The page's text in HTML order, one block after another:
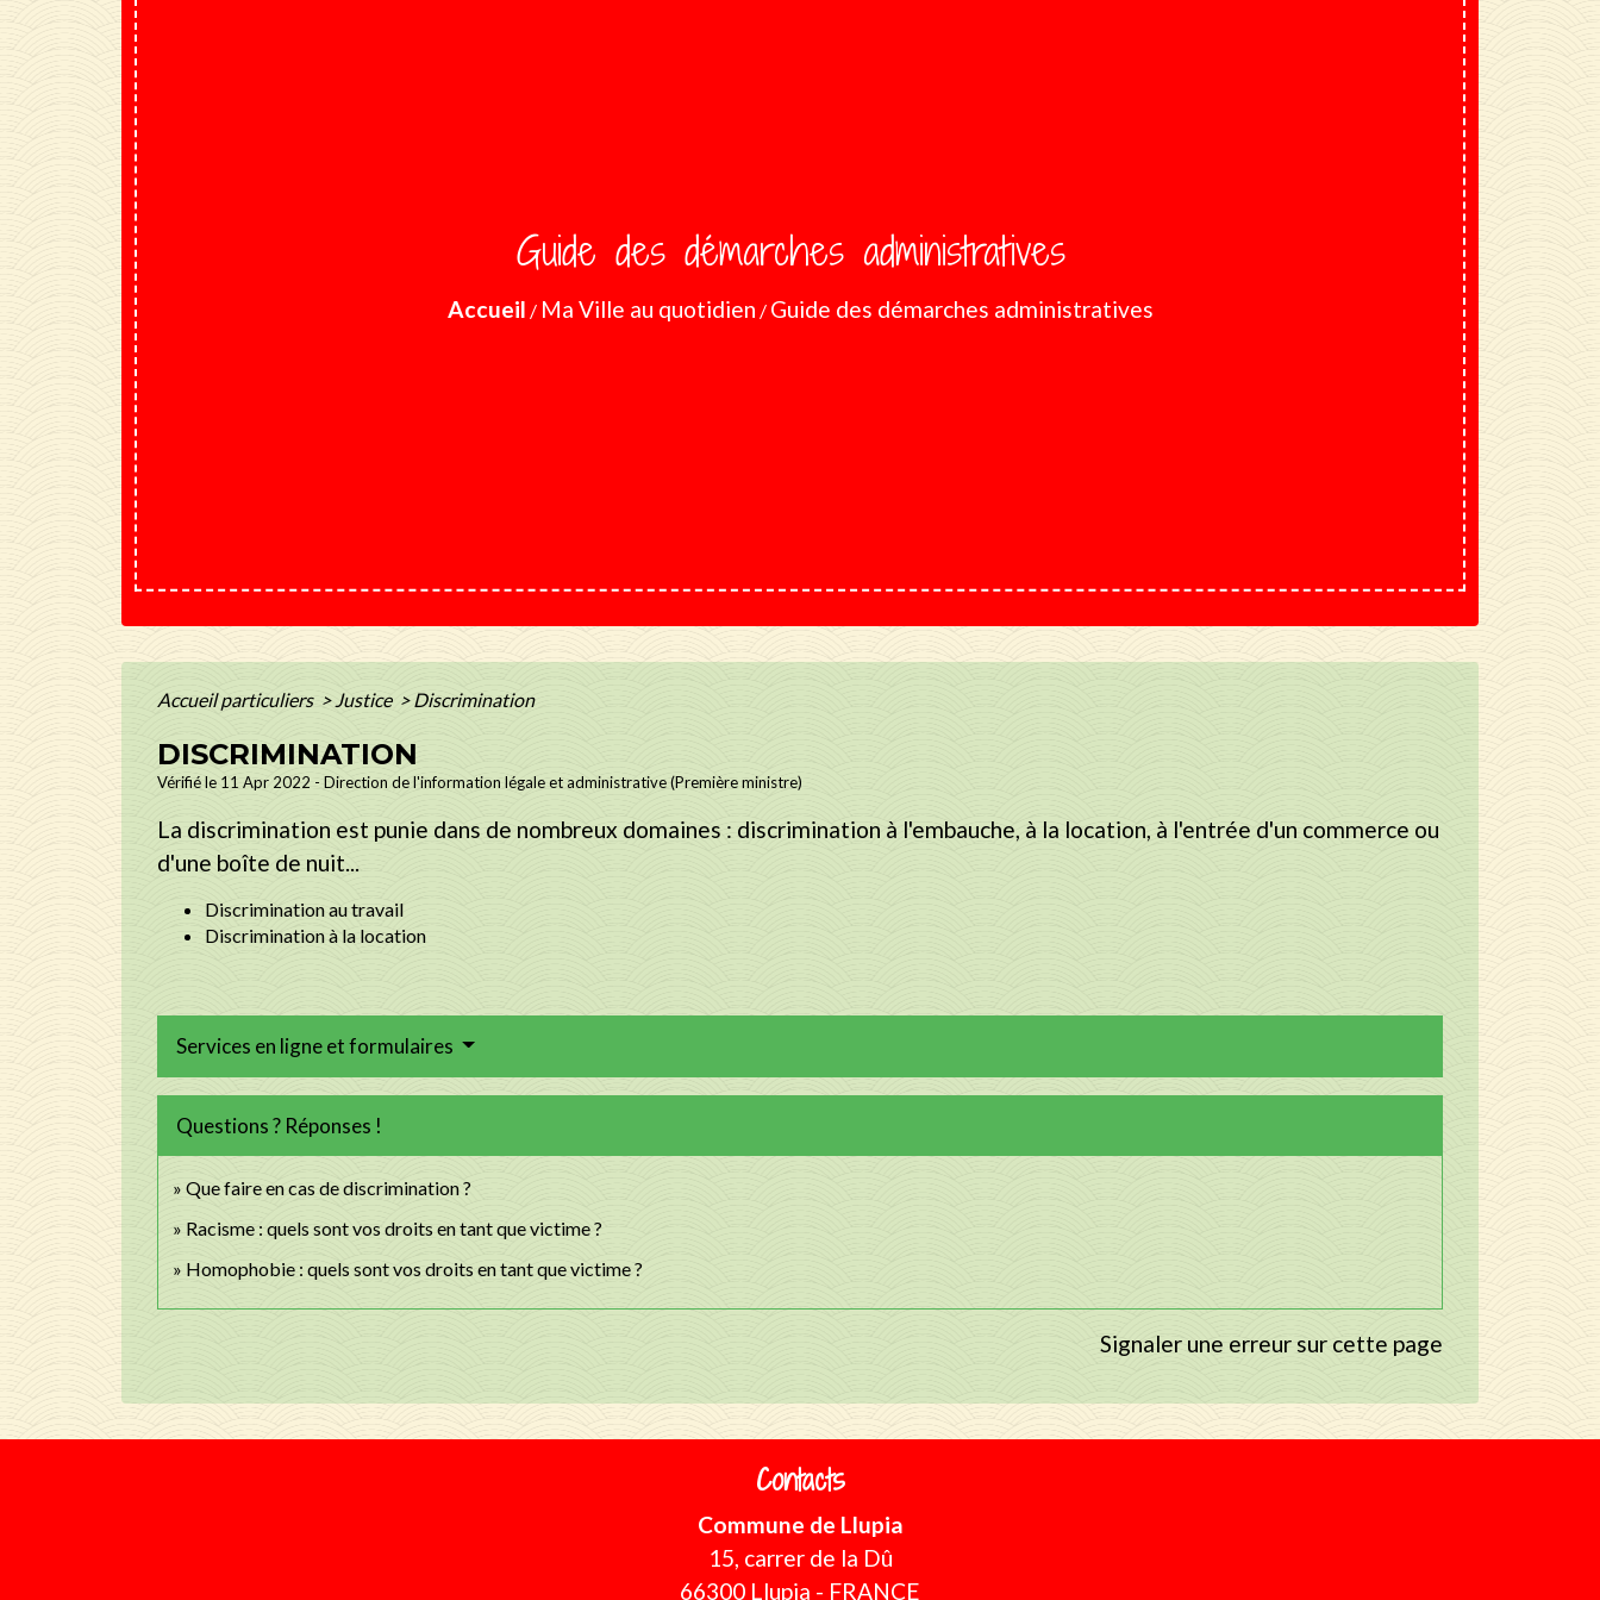
Guide des démarches administratives
Accueil / Ma Ville au quotidien / Guide des démarches administratives
Accueil particuliers > Justice > Discrimination
DISCRIMINATION
Vérifié le 11 Apr 2022 - Direction de l'information légale et administrative (Première ministre)
La discrimination est punie dans de nombreux domaines : discrimination à l'embauche, à la location, à l'entrée d'un commerce ou
d'une boîte de nuit...
Discrimination au travail
Discrimination à la location
Services en ligne et formulaires
Questions ? Réponses !
Que faire en cas de discrimination ?
Racisme : quels sont vos droits en tant que victime ?
Homophobie : quels sont vos droits en tant que victime ?
Signaler une erreur sur cette page
Contacts
Commune de Llupia
15, carrer de la Dû
66300 Llupia - FRANCE